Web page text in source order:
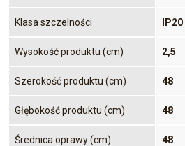
Klasa szczelności IP20
Wysokość produktu (cm) 2,5
Szerokość produktu (cm) 48
Głębokość produktu (cm) 48
Średnica oprawy (cm) 48